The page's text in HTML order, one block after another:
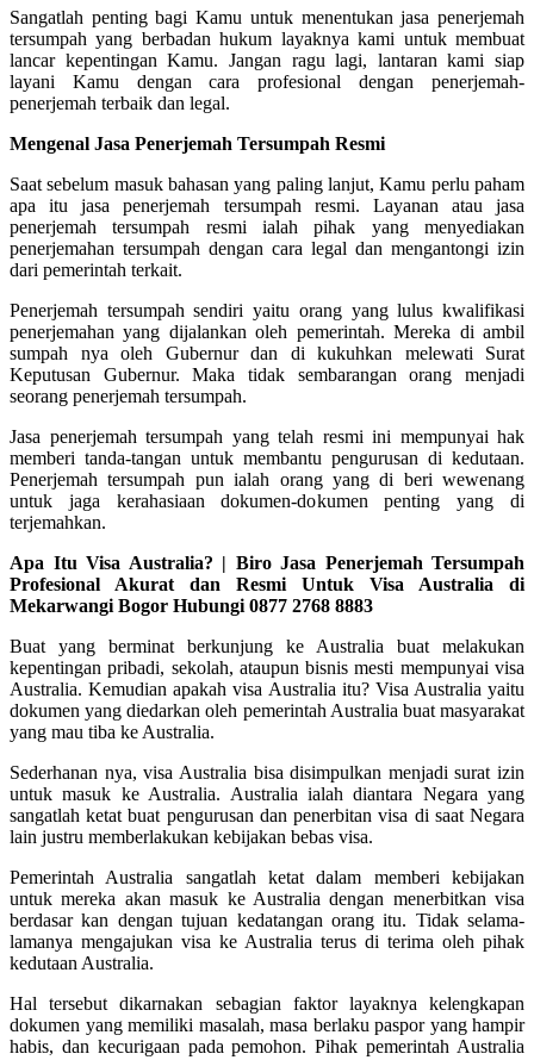
Sangatlah penting bagi Kamu untuk menentukan jasa penerjemah
tersumpah yang berbadan hukum layaknya kami untuk membuat
lancar kepentingan Kamu. Jangan ragu lagi, lantaran kami siap
layani Kamu dengan cara profesional dengan penerjemah-
penerjemah terbaik dan legal.
Mengenal Jasa Penerjemah Tersumpah Resmi
Saat sebelum masuk bahasan yang paling lanjut, Kamu perlu paham
apa itu jasa penerjemah tersumpah resmi. Layanan atau jasa
penerjemah tersumpah resmi ialah pihak yang menyediakan
penerjemahan tersumpah dengan cara legal dan mengantongi izin
dari pemerintah terkait.
Penerjemah tersumpah sendiri yaitu orang yang lulus kwalifikasi
penerjemahan yang dijalankan oleh pemerintah. Mereka di ambil
sumpah nya oleh Gubernur dan di kukuhkan melewati Surat
Keputusan Gubernur. Maka tidak sembarangan orang menjadi
seorang penerjemah tersumpah.
Jasa penerjemah tersumpah yang telah resmi ini mempunyai hak
memberi tanda-tangan untuk membantu pengurusan di kedutaan.
Penerjemah tersumpah pun ialah orang yang di beri wewenang
untuk jaga kerahasiaan dokumen-dokumen penting yang di
terjemahkan.
Apa Itu Visa Australia? | Biro Jasa Penerjemah Tersumpah
Profesional Akurat dan Resmi Untuk Visa Australia di
Mekarwangi Bogor Hubungi 0877 2768 8883
Buat yang berminat berkunjung ke Australia buat melakukan
kepentingan pribadi, sekolah, ataupun bisnis mesti mempunyai visa
Australia. Kemudian apakah visa Australia itu? Visa Australia yaitu
dokumen yang diedarkan oleh pemerintah Australia buat masyarakat
yang mau tiba ke Australia.
Sederhanan nya, visa Australia bisa disimpulkan menjadi surat izin
untuk masuk ke Australia. Australia ialah diantara Negara yang
sangatlah ketat buat pengurusan dan penerbitan visa di saat Negara
lain justru memberlakukan kebijakan bebas visa.
Pemerintah Australia sangatlah ketat dalam memberi kebijakan
untuk mereka akan masuk ke Australia dengan menerbitkan visa
berdasar kan dengan tujuan kedatangan orang itu. Tidak selama-
lamanya mengajukan visa ke Australia terus di terima oleh pihak
kedutaan Australia.
Hal tersebut dikarnakan sebagian faktor layaknya kelengkapan
dokumen yang memiliki masalah, masa berlaku paspor yang hampir
habis, dan kecurigaan pada pemohon. Pihak pemerintah Australia